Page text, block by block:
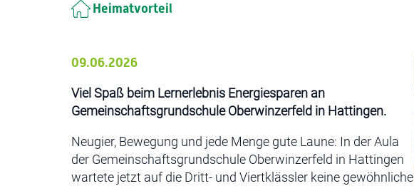
Heimatvorteil
09.06.2026
Viel Spaß beim Lernerlebnis Energiesparen an
Gemeinschaftsgrundschule Oberwinzerfeld in Hattingen.
Neugier, Bewegung und jede Menge gute Laune: In der Aula
der Gemeinschaftsgrundschule Oberwinzerfeld in Hattingen
wartete jetzt auf die Dritt- und Viertklässler keine gewöhnliche